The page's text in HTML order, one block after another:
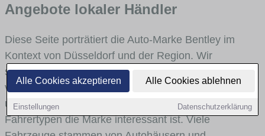
Alle Cookies akzeptieren Alle Cookies ablehnen
Einstellungen Datenschutzerklärung
Angebote lokaler Händler
Diese Seite porträtiert die Auto-Marke Bentley im
Kontext von Düsseldorf und der Region. Wir
skizzieren, in welchen Fahrzeugklassen Bentley stark
vertreten ist, welche Modellreihen häufig im Stadt-
und Umlandverkehr zu sehen sind und für welche
Fahrertypen die Marke interessant ist. Viele